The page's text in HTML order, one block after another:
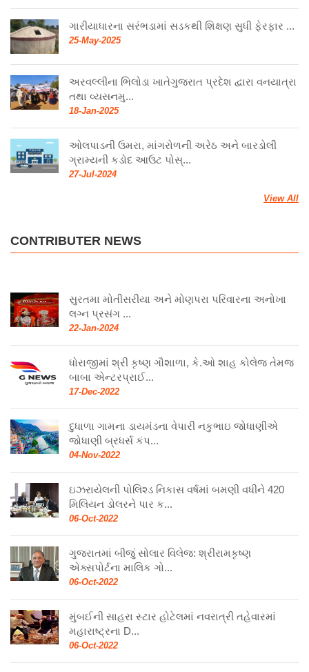
ગારીયાધારના સરંભડામાં સડકથી શિક્ષણ સુધી ફેરફાર ...
25-May-2025
અરવલ્લીના ભિલોડા ખાતેગુજરાત પ્રદેશ દ્વારા વનયાત્રા
તથા વ્યસનમુ...
18-Jan-2025
ઓલપાડની ઉમરા, માંગરોળની અરેઠ અને બારડોલી
ગ્રામ્યની કડોદ આઉટ પોસ્...
27-Jul-2024
View All
CONTRIBUTER NEWS
સુરતમા મોતીસરીયા અને મોણપરા પરિવારના અનોખા
લગ્ન પ્રસંગ ...
22-Jan-2024
ધોરાજીમાં શ્રી કૃષ્ણ ગૌશાળા, કે.ઓ શાહ કોલેજ તેમજ
બાબા એન્ટરપ્રાઈ...
17-Dec-2022
દુધાળા ગામના ડાયમંડના વેપારી નકુભાઇ જોધાણીએ
જોધાણી બ્રધર્સ કંપ...
04-Nov-2022
ઇઝરાયેલની પોલિશ્ડ નિકાસ વર્ષમાં બમણી વધીને 420
મિલિયન ડોલરને પાર ક...
06-Oct-2022
ગુજરાતમાં બીજું સોલાર વિલેજ: શ્રીરામકૃષ્ણ
એક્સપોર્ટના માલિક ગો...
06-Oct-2022
મુંબઈની સાહરા સ્ટાર હોટેલમાં નવરાત્રી તહેવારમાં
મહારાષ્ટ્રના D...
06-Oct-2022